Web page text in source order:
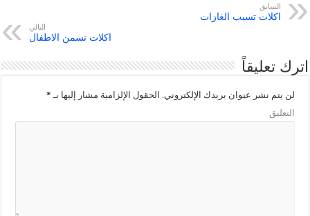
السابق
اكلات تسبب الغازات
التالي
اكلات تسمن الاطفال
اترك تعليقاً
لن يتم نشر عنوان بريدك الإلكتروني. الحقول الإلزامية مشار إليها بـ *
التعليق